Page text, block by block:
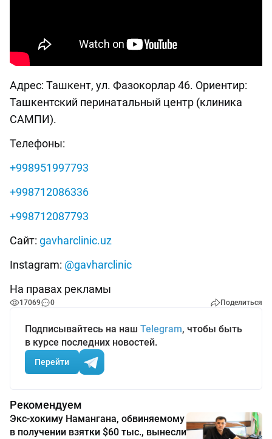
Адрес: Ташкент, ул. Фазокорлар 46. Ориентир:
Ташкентский перинатальный центр (клиника
САМПИ).
Телефоны:
+998951997793
+998712086336
+998712087793
Сайт: gavharclinic.uz
Instagram: @gavharclinic
На правах рекламы
17069 0 Поделиться
Подписывайтесь на наш Telegram, чтобы быть
в курсе последних новостей.
Перейти
Рекомендуем
Экс-хокиму Намангана, обвиняемому
в получении взятки $60 тыс., вынесли